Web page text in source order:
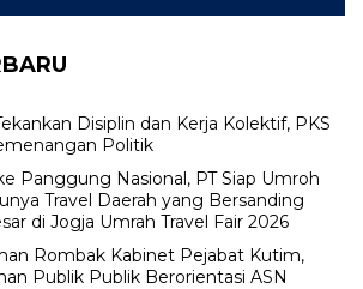
Disiplin dan Kerja Kolektif, PKS
Politik
Panggung Nasional, PT Siap Umroh
Travel Daerah yang Bersanding
di Jogja Umrah Travel Fair 2026
Rombak Kabinet Pejabat Kutim,
Publik Publik Berorientasi ASN